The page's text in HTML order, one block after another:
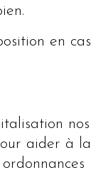
en cas
nos
aider à la